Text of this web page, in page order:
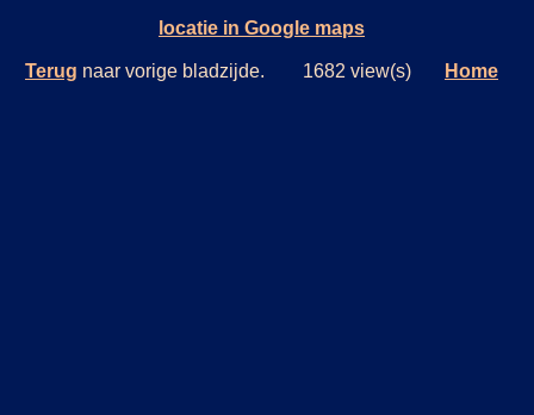
locatie in Google maps
Terug naar vorige bladzijde. 1682 view(s) Home